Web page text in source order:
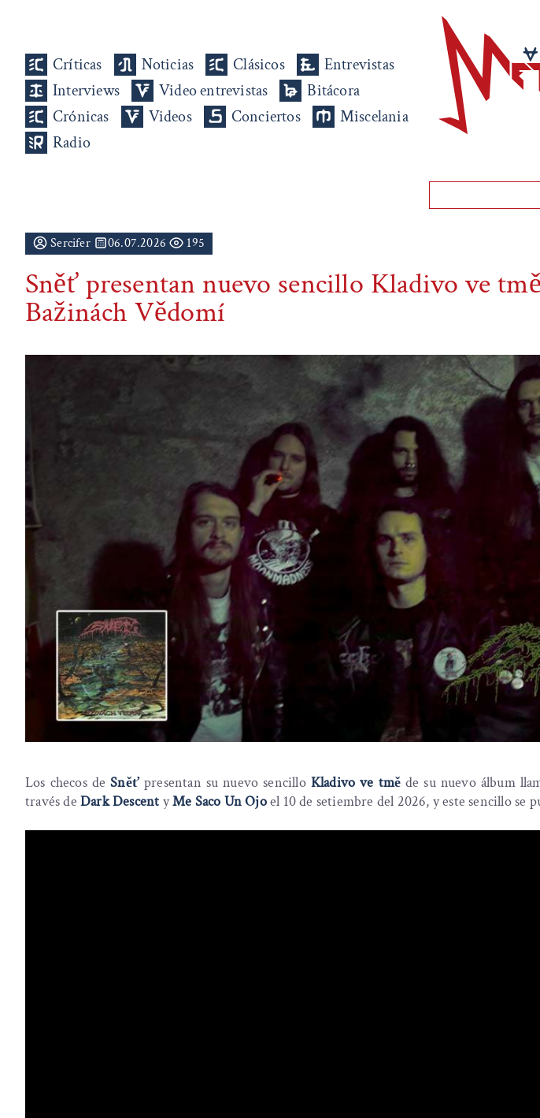
Críticas Noticias Clásicos
Entrevistas
Interviews
Video entrevistas
Bitácora
Crónicas
Videos Conciertos
Miscelania
Radio
Sercifer 06.07.2026 195
Sněť presentan nuevo sencillo Kladivo ve
Bažinách Vědomí
Los checos deSněťpresentan su nuevo sencillo Kladivo ve tmě de su nuevo álbum
través de Dark Descent yMe Saco Un Ojoel 10 de setiembre del 2026, y este sencillo se